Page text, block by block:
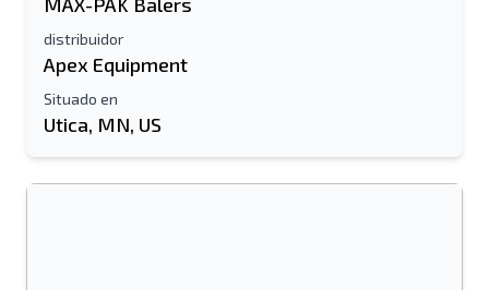
distribuidor
Apex Equipment
Situado en
Utica, MN, US